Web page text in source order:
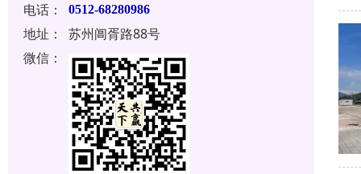
电话： 0512-68280986
地址：
苏州阊胥路88号
微信：